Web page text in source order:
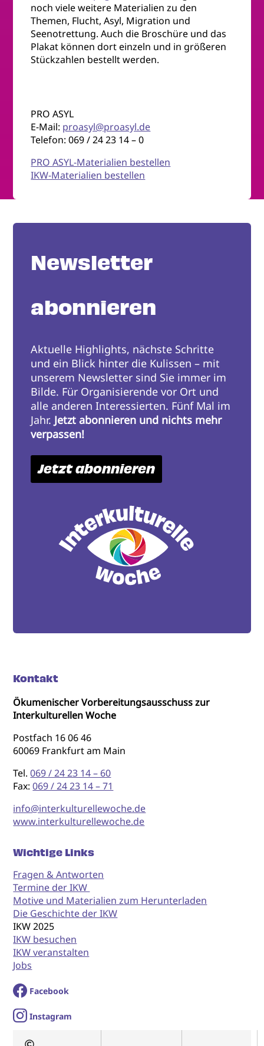
noch viele weitere Materialien zu den
Themen, Flucht, Asyl, Migration und
Seenotrettung. Auch die Broschüre und das
Plakat können dort einzeln und in größeren
Stückzahlen bestellt werden.
PRO ASYL
E-Mail: proasyl@proasyl.de
Telefon: 069 / 24 23 14 – 0
PRO ASYL-Materialien bestellen
IKW-Materialien bestellen
Newsletter
abonnieren
Aktuelle Highlights, nächste Schritte
und ein Blick hinter die Kulissen – mit
unserem Newsletter sind Sie immer im
Bilde. Für Organisierende vor Ort und
alle anderen Interessierten. Fünf Mal im
Jahr. Jetzt abonnieren und nichts mehr
verpassen!
Jetzt abonnieren
Kontakt
Ökumenischer Vorbereitungsausschuss zur
Interkulturellen Woche
Postfach 16 06 46
60069 Frankfurt am Main
Tel.069 / 24 23 14 – 60
Fax:069 / 24 23 14 – 71
info@interkulturellewoche.de
www.interkulturellewoche.de
Wichtige Links
Fragen & Antworten
Termine der IKW
Motive und Materialien zum Herunterladen
Die Geschichte der IKW
IKW 2025
IKW besuchen
IKW veranstalten
Jobs
Facebook
Instagram